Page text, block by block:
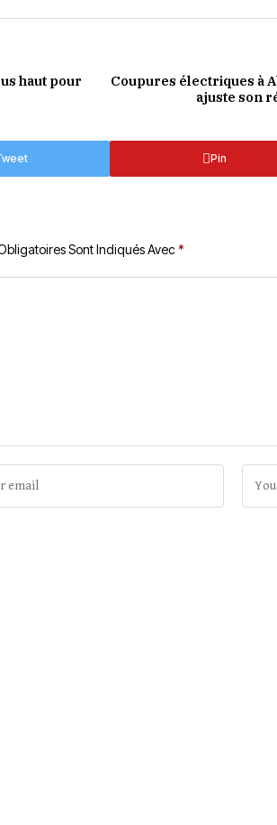
haut pour
Coupures électriques à
ajuste son
Pin
Sont Indiqués Avec*